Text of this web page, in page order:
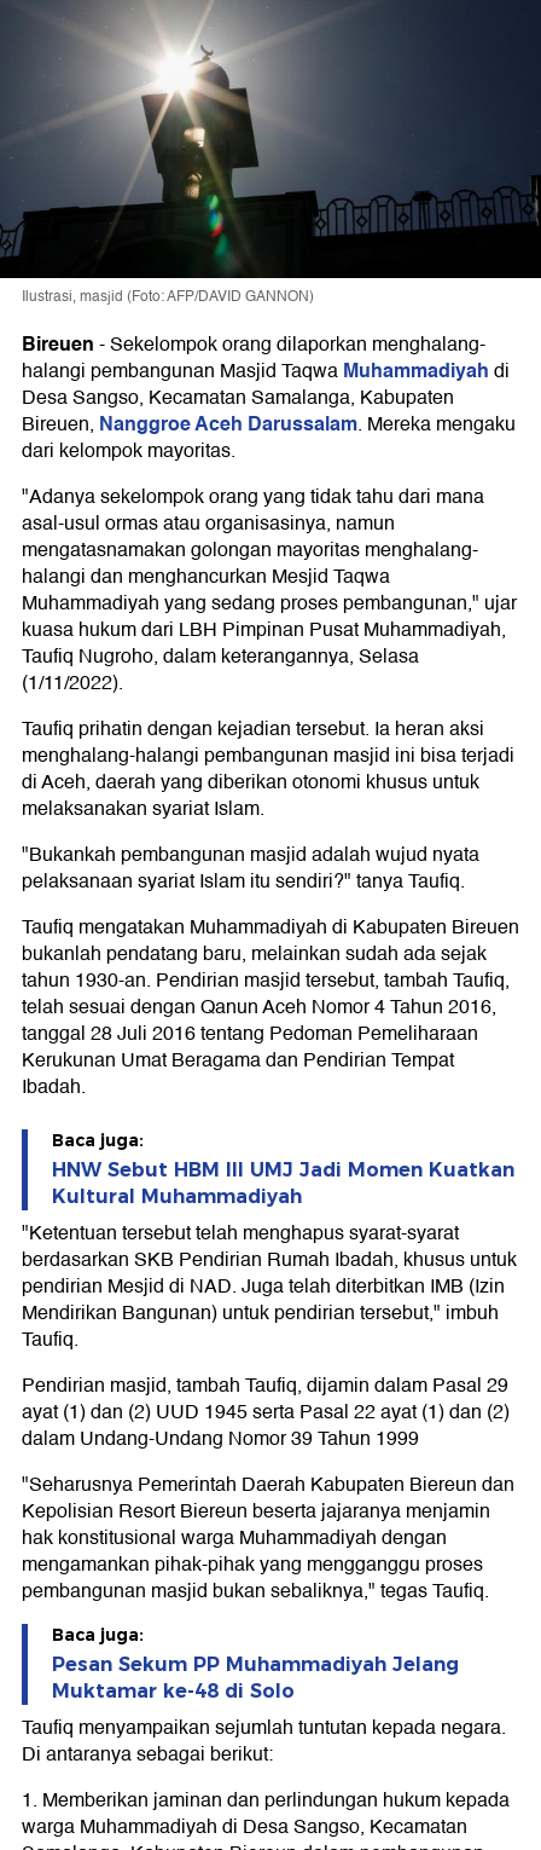
Ilustrasi, masjid (Foto: AFP/DAVID GANNON)
Bireuen-Sekelompok orang dilaporkan menghalang-
halangi pembangunan Masjid TaqwaMuhammadiyahdi
Desa Sangso, Kecamatan Samalanga, Kabupaten
Bireuen, Nanggroe Aceh Darussalam. Mereka mengaku
dari kelompok mayoritas.
"Adanya sekelompok orang yang tidak tahu dari mana
asal-usul ormas atau organisasinya, namun
mengatasnamakan golongan mayoritas menghalang-
halangi dan menghancurkan Mesjid Taqwa
Muhammadiyah yang sedang proses pembangunan," ujar
kuasa hukum dari LBH Pimpinan Pusat Muhammadiyah,
Taufiq Nugroho, dalam keterangannya, Selasa
(1/11/2022).
Taufiq prihatin dengan kejadian tersebut. Ia heran aksi
menghalang-halangi pembangunan masjid ini bisa terjadi
di Aceh, daerah yang diberikan otonomi khusus untuk
melaksanakan syariat Islam.
"Bukankah pembangunan masjid adalah wujud nyata
pelaksanaan syariat Islam itu sendiri?" tanya Taufiq.
Taufiq mengatakan Muhammadiyah di Kabupaten Bireuen
bukanlah pendatang baru, melainkan sudah ada sejak
tahun 1930-an. Pendirian masjid tersebut, tambah Taufiq,
telah sesuai dengan Qanun Aceh Nomor 4 Tahun 2016,
tanggal 28 Juli 2016 tentang Pedoman Pemeliharaan
Kerukunan Umat Beragama dan Pendirian Tempat
Ibadah.
Baca juga:
HNW Sebut HBM III UMJ Jadi Momen Kuatkan
Kultural Muhammadiyah
"Ketentuan tersebut telah menghapus syarat-syarat
berdasarkan SKB Pendirian Rumah Ibadah, khusus untuk
pendirian Mesjid di NAD. Juga telah diterbitkan IMB (Izin
Mendirikan Bangunan) untuk pendirian tersebut," imbuh
Taufiq.
Pendirian masjid, tambah Taufiq, dijamin dalam Pasal 29
ayat (1) dan (2) UUD 1945 serta Pasal 22 ayat (1) dan (2)
dalam Undang-Undang Nomor 39 Tahun 1999
"Seharusnya Pemerintah Daerah Kabupaten Biereun dan
Kepolisian Resort Biereun beserta jajaranya menjamin
hak konstitusional warga Muhammadiyah dengan
mengamankan pihak-pihak yang mengganggu proses
pembangunan masjid bukan sebaliknya," tegas Taufiq.
Baca juga:
Pesan Sekum PP Muhammadiyah Jelang
Muktamar ke-48 di Solo
Taufiq menyampaikan sejumlah tuntutan kepada negara.
Di antaranya sebagai berikut:
1. Memberikan jaminan dan perlindungan hukum kepada
warga Muhammadiyah di Desa Sangso, Kecamatan